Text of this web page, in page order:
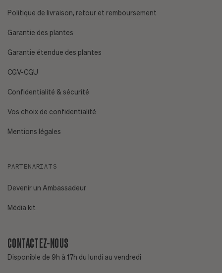
Politique de livraison, retour et remboursement
Garantie des plantes
Garantie étendue des plantes
CGV-CGU
Confidentialité & sécurité
Vos choix de confidentialité
Mentions légales
PARTENARIATS
Devenir un Ambassadeur
Média kit
CONTACTEZ-NOUS
Disponible de 9h à 17h du lundi au vendredi